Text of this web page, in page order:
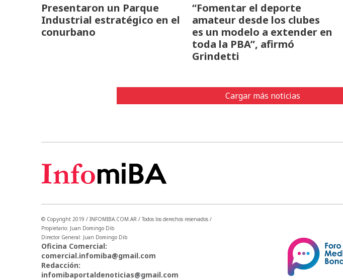
Presentaron un Parque
Industrial estratégico en el
conurbano
“Fomentar el deporte
amateur desde los clubes
es un modelo a extender en
toda la PBA”, afirmó
Grindetti
Cargar más noticias
© Copyright 2019 / INFOMIBA.COM.AR / Todos los derechos reservados /
Propietario: Juan Domingo Dib
Director General: Juan Domingo Dib
Oficina Comercial:
comercial.infomiba@gmail.com
Redacción:
infomibaportaldenoticias@gmail.com